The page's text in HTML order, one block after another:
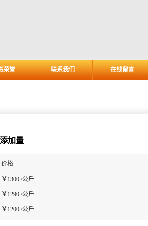
荣誉 联系我们 在线留言
加量
价格
￥ 1300 /公斤
￥ 1290 /公斤
￥ 1200 /公斤